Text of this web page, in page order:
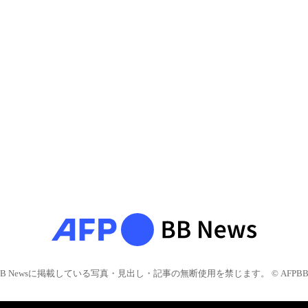
Newsに掲載している写真・見出し・記事の無断使用を禁じます。 © AFPBB